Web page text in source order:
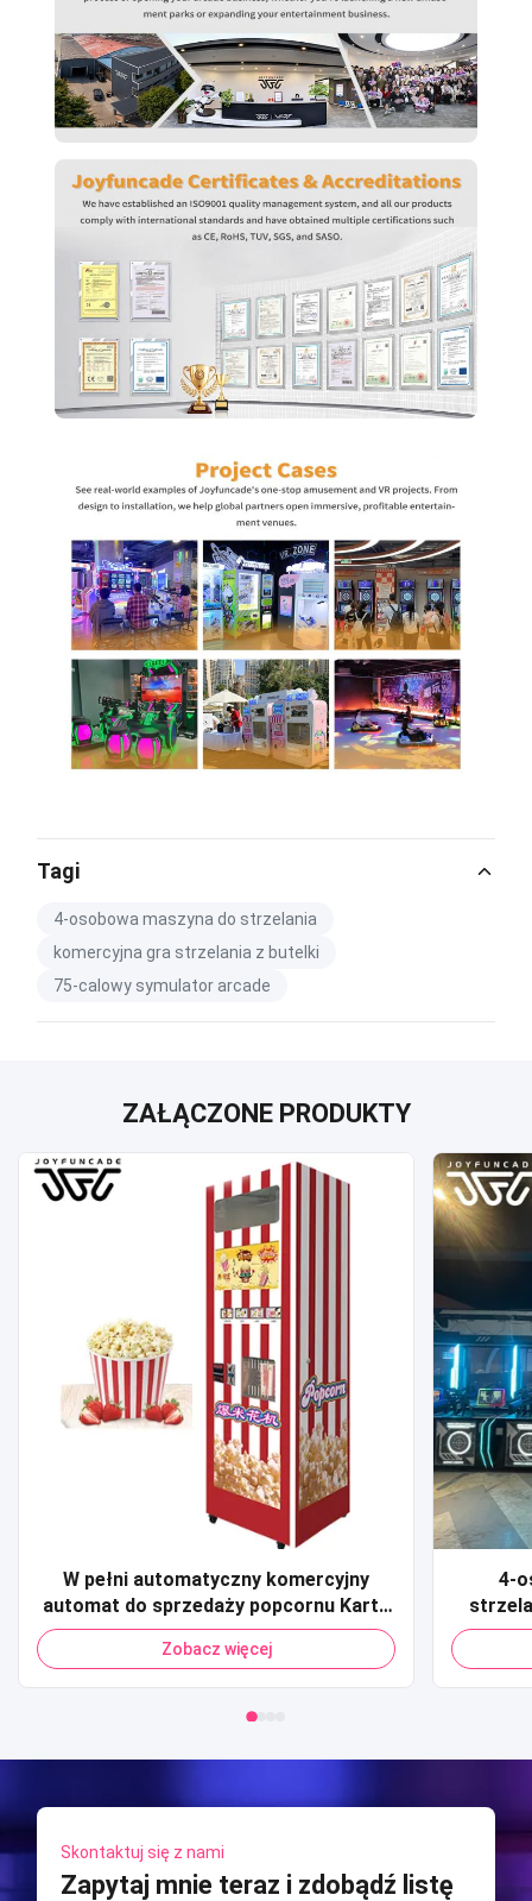
Tagi
4-osobowa maszyna do strzelania
komercyjna gra strzelania z butelki
75-calowy symulator arcade
ZAŁĄCZONE PRODUKTY
W pełni automatyczny komercyjny
automat do sprzedaży popcornu Karta
kredytowa Płatność kodem QR
Automat do sprzedaży popcornu dla
centrum handlowego
Zobacz więcej
4-
Skontaktuj się z nami
Zapytaj mnie teraz i zdobądź listę